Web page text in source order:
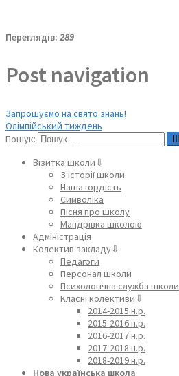
Переглядів: 289
Post navigation
Запрошуємо на свято знань!
Олімпійський тиждень
Пошук:
Візитка школи⇩
З історії школи
Наша гордість
Символіка
Пісня про школу
Мандрівка школою
Адміністрація
Колектив закладу⇩
Педагоги
Персонал школи
Психологічна служба школи
Класні колективи⇩
2014-2015 н.р.
2015-2016 н.р.
2016-2017 н.р.
2017-2018 н.р.
2018-2019 н.р.
Нова українська школа